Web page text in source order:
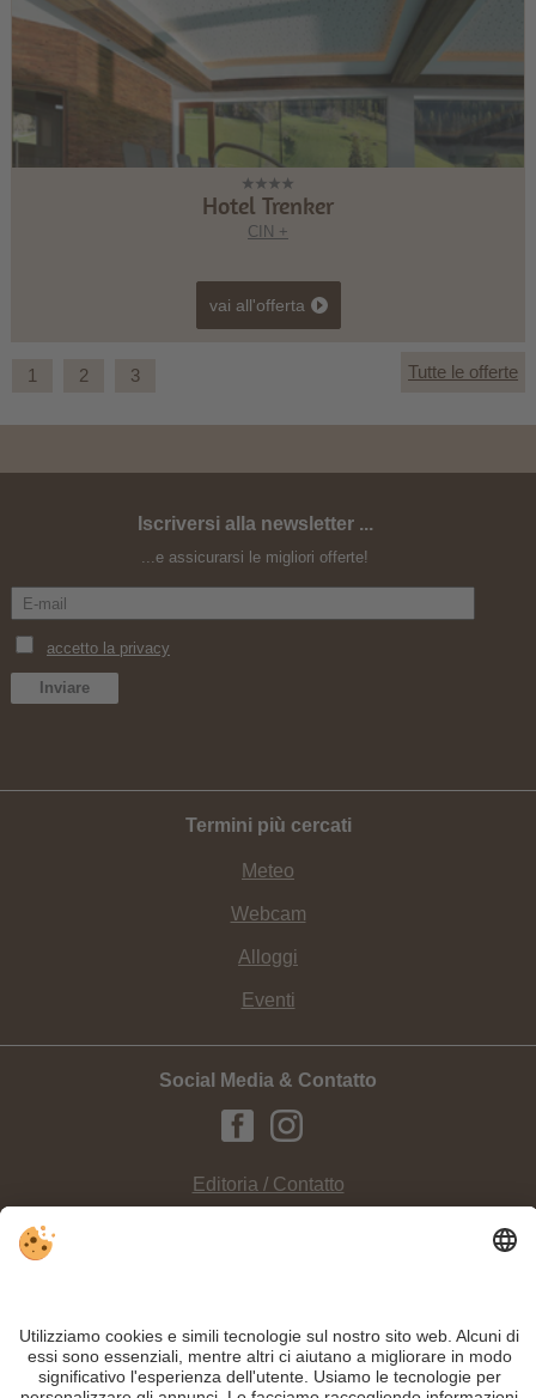
Hotel Trenker
CIN +
Gioia di montagna Braies - Offerta speciale
vai all'offerta
1 2 3 Tutte le offerte
Iscriversi alla newsletter ...
...e assicurarsi le migliori offerte!
Termini più cercati
Meteo
Webcam
Alloggi
Eventi
Social Media & Contatto
Editoria / Contatto